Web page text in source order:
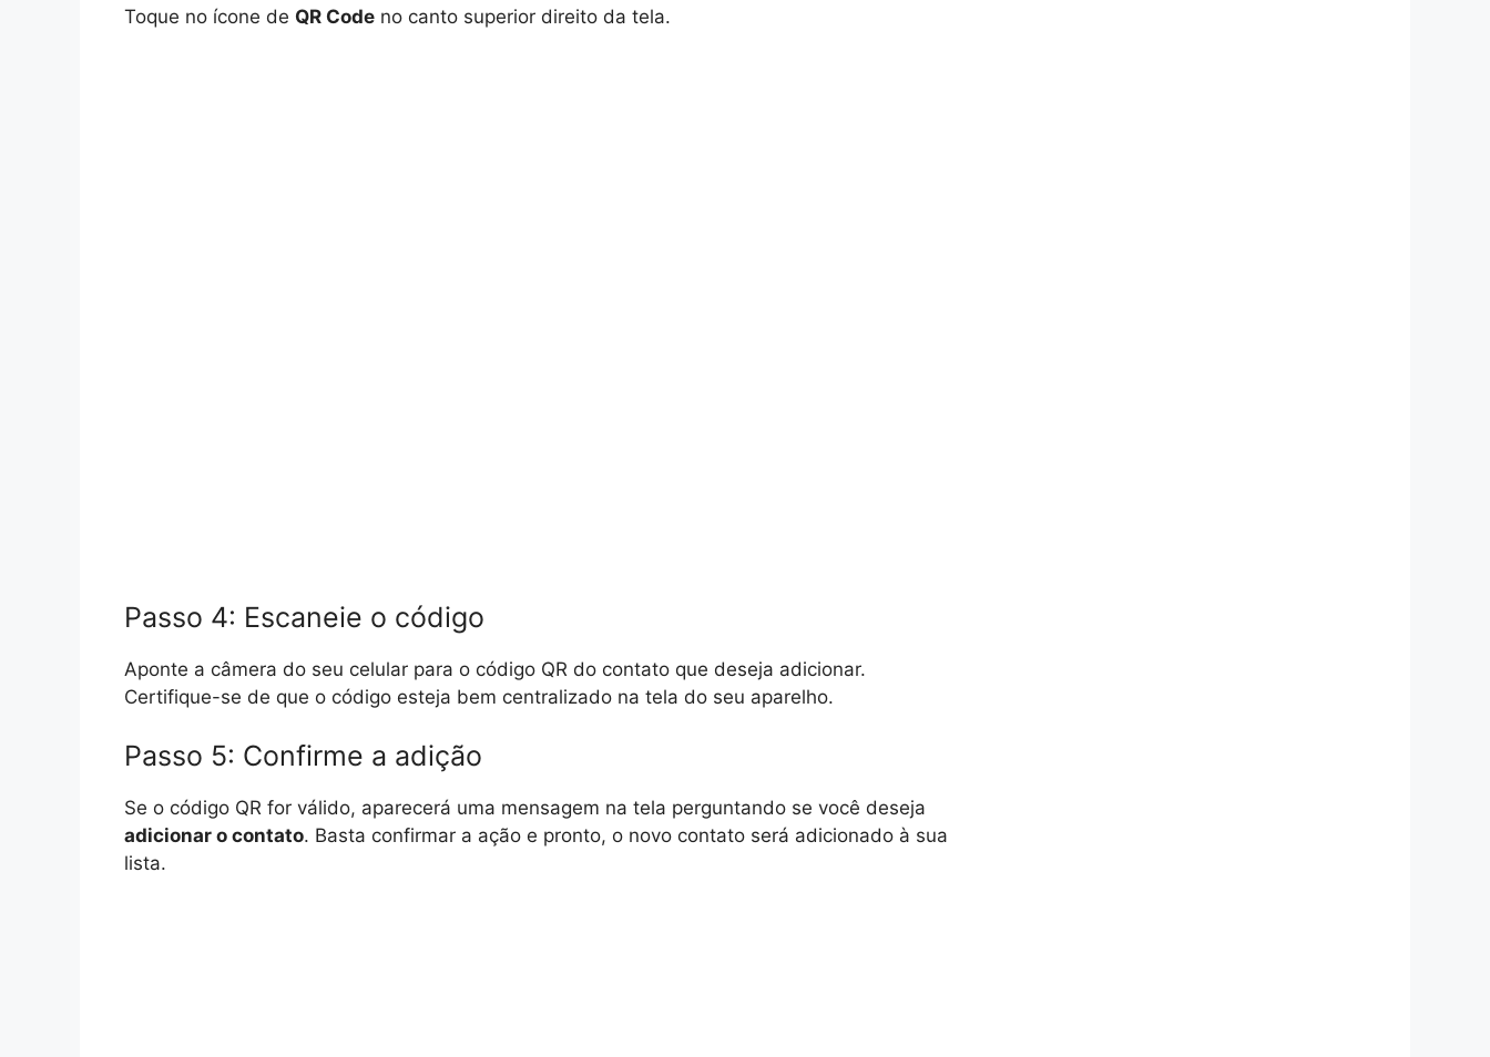
Toque no ícone de QR Code no canto superior direito da tela.
Passo 4: Escaneie o código
Aponte a câmera do seu celular para o código QR do contato que deseja adicionar.
Certifique-se de que o código esteja bem centralizado na tela do seu aparelho.
Passo 5: Confirme a adição
Se o código QR for válido, aparecerá uma mensagem na tela perguntando se você deseja
adicionar o contato. Basta confirmar a ação e pronto, o novo contato será adicionado à sua
lista.